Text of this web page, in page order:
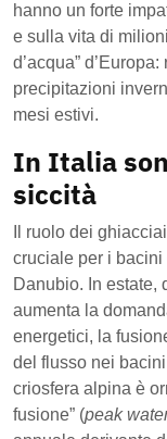
hanno un forte
e sulla vita di
d’acqua”
precipitazioni
mesi estivi.
In Italia
siccità
Il ruolo dei
cruciale per i bacini
Danubio. In estate,
aumenta la
energetici, la
del flusso nei
criosfera alpina è
fusione” (peak